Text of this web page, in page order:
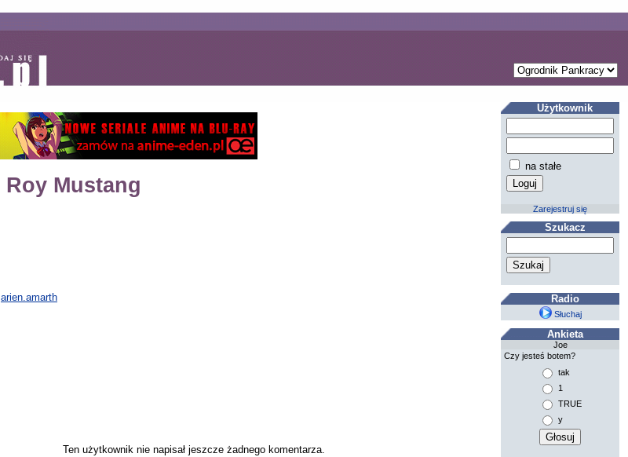
Roy Mustang
arien.amarth
Ten użytkownik nie napisał jeszcze żadnego komentarza.
Użytkownik
na stałe
Zarejestruj się
Szukacz
Radio
Słuchaj
Ankieta
Joe
Czy jesteś botem?
tak
1
TRUE
y